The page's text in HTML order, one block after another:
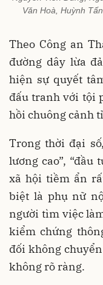
Văn Hoà, Huỳnh
Theo Công an
đường dây lừa
hiện sự quyết
đấu tranh với tội
hồi chuông cảnh
Trong thời đại
lương cao”,
xã hội tiềm ẩn
biệt là phụ nữ
người tìm việc
kiểm chứng
đối không
không rõ ràng.